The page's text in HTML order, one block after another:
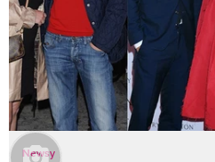
Newsy